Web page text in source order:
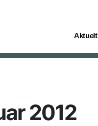
Aktuelt
(current)
2012